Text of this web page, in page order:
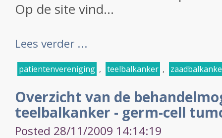
Op de site vind...
Lees verder ...
patientenvereniging , teelbalkanker ,
Overzicht van de
teelbalkanker - germ-cell
Posted 28/11/2009 14:14:19